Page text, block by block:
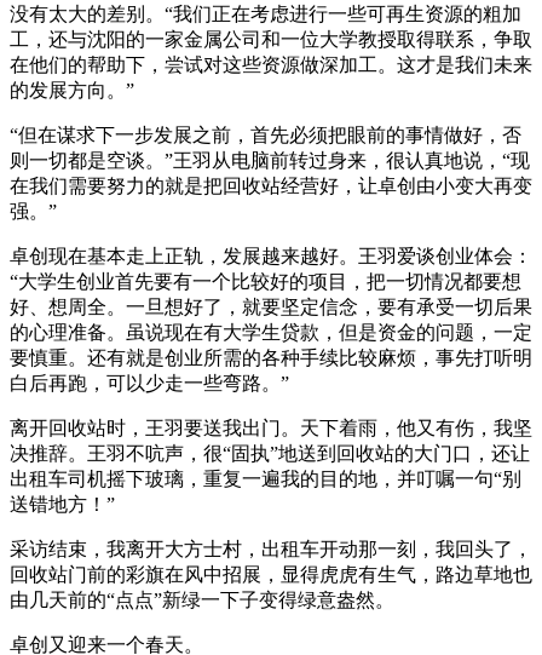
没有太大的差别。“我们正在考虑进行一些可再生资源的粗加
工，还与沈阳的一家金属公司和一位大学教授取得联系，争取
在他们的帮助下，尝试对这些资源做深加工。这才是我们未来
的发展方向。”
“但在谋求下一步发展之前，首先必须把眼前的事情做好，否
则一切都是空谈。”王羽从电脑前转过身来，很认真地说，“现
在我们需要努力的就是把回收站经营好，让卓创由小变大再变
强。”
卓创现在基本走上正轨，发展越来越好。王羽爱谈创业体会：
“大学生创业首先要有一个比较好的项目，把一切情况都要想
好、想周全。一旦想好了，就要坚定信念，要有承受一切后果
的心理准备。虽说现在有大学生贷款，但是资金的问题，一定
要慎重。还有就是创业所需的各种手续比较麻烦，事先打听明
白后再跑，可以少走一些弯路。”
离开回收站时，王羽要送我出门。天下着雨，他又有伤，我坚
决推辞。王羽不吭声，很“固执”地送到回收站的大门口，还让
出租车司机摇下玻璃，重复一遍我的目的地，并叮嘱一句“别
送错地方！”
采访结束，我离开大方士村，出租车开动那一刻，我回头了，
回收站门前的彩旗在风中招展，显得虎虎有生气，路边草地也
由几天前的“点点”新绿一下子变得绿意盎然。
卓创又迎来一个春天。